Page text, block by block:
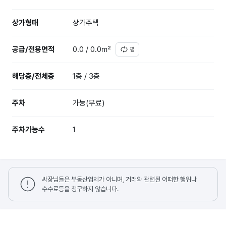
상가형태 상가주택
공급/전용면적 0.0 / 0.0㎡ 평
해당층/전체층 1층 / 3층
주차 가능(무료)
주차가능수 1
싸장님들은 부동산업체가 아니며, 거래와 관련된 어떠한 행위나
수수료등을 청구하지 않습니다.